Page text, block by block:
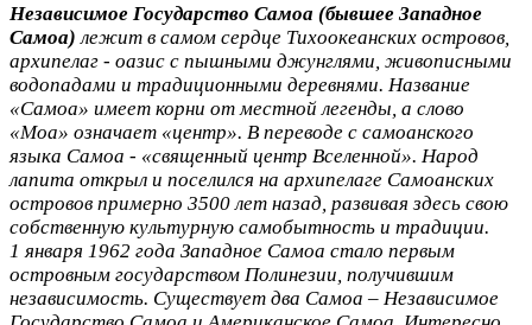
Независимое Государство Самоа (бывшее Западное
Самоа) лежит в самом сердце Тихоокеанских островов,
архипелаг - оазис с пышными джунглями, живописными
водопадами и традиционными деревнями. Название
«Самоа» имеет корни от местной легенды, а слово
«Моа» означает «центр». В переводе с самоанского
языка Самоа - «священный центр Вселенной». Народ
лапита открыл и поселился на архипелаге Самоанских
островов примерно 3500 лет назад, развивая здесь свою
собственную культурную самобытность и традиции.
1 января 1962 года Западное Самоа стало первым
островным государством Полинезии, получившим
независимость. Существует два Самоа – Независимое